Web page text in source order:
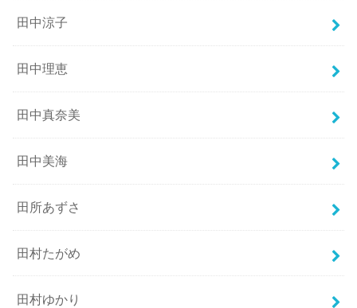
田中涼子
田中理恵
田中真奈美
田中美海
田所あずさ
田村たがめ
田村ゆかり